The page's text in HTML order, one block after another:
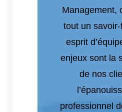
Management,
tout un
esprit
enjeux sont la
de nos
professionnel